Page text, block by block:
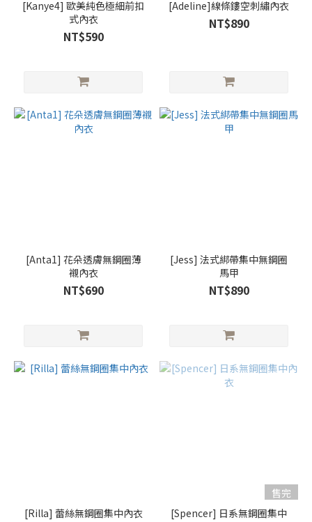
[Kanye4] 歐美純色極細前扣
式內衣
NT$590
[Adeline]線條鏤空刺繡內衣
NT$890
[Anta1] 花朵透膚無鋼圈薄
襯內衣
NT$690
[Jess] 法式綁帶集中無鋼圈
馬甲
NT$890
[Rilla] 蕾絲無鋼圈集中內衣
售完
[Spencer] 日系無鋼圈集中